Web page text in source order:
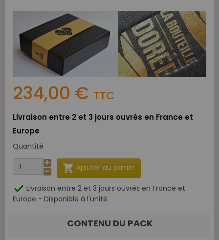
234,00 € TTC
Livraison entre 2 et 3 jours ouvrés en France et
Europe
Quantité
 Ajouter au panier
 Livraison entre 2 et 3 jours ouvrés en France et
Europe - Disponible à l'unité
CONTENU DU PACK